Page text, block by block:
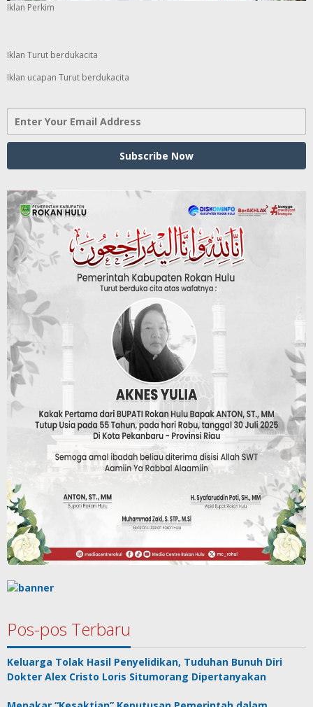
Iklan Perkim
Iklan Turut berdukacita
Iklan ucapan Turut berdukacita
Pos-pos Terbaru
Keluarga Tolak Hasil Penyelidikan, Tuduhan Bunuh Diri
Dokter Alex Cristo Loris Situmorang Dipertanyakan